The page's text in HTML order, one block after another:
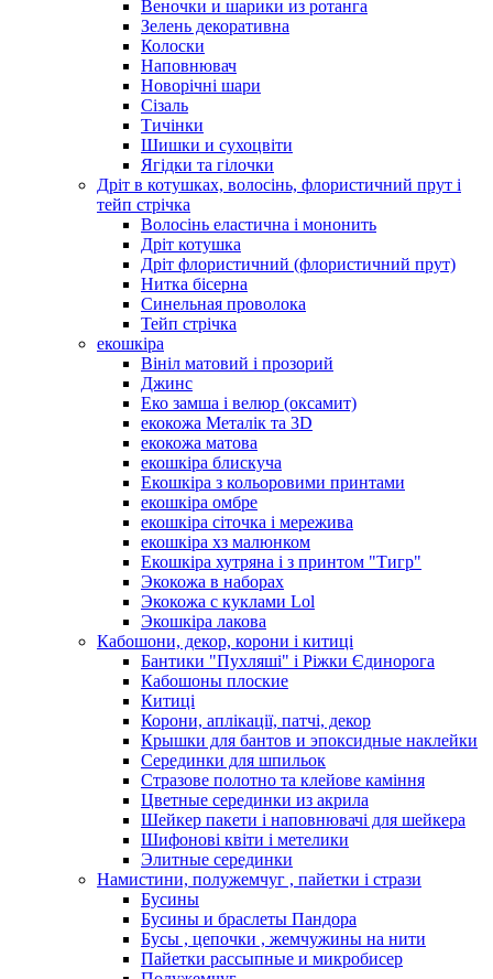
Веночки и шарики из ротанга
Зелень декоративна
Колоски
Наповнювач
Новорічні шари
Сізаль
Тичінки
Шишки и сухоцвіти
Ягідки та гілочки
Дріт в котушках, волосінь, флористичний прут і
тейп стрічка
Волосінь еластична і мононить
Дріт котушка
Дріт флористичний (флористичний прут)
Нитка бісерна
Синельная проволока
Тейп стрічка
екошкіра
Вініл матовий і прозорий
Джинс
Еко замша і велюр (оксамит)
екокожа Металік та 3D
екокожа матова
екошкіра блискуча
Екошкіра з кольоровими принтами
екошкіра омбре
екошкіра сіточка і мережива
екошкіра хз малюнком
Екошкіра хутряна і з принтом "Тигр"
Экокожа в наборах
Экокожа с куклами Lol
Экошкiра лакова
Кабошони, декор, корони і китиці
Бантики "Пухляші" і Ріжки Єдинорога
Кабошоны плоские
Китиці
Корони, аплікації, патчі, декор
Крышки для бантов и эпоксидные наклейки
Серединки для шпильок
Стразове полотно та клейове каміння
Цветные серединки из акрила
Шейкер пакети і наповнювачі для шейкера
Шифонові квіти і метелики
Элитные серединки
Намистини, полужемчуг , пайетки і стрази
Бусины
Бусины и браслеты Пандора
Бусы , цепочки , жемчужины на нити
Пайетки рассыпные и микробисер